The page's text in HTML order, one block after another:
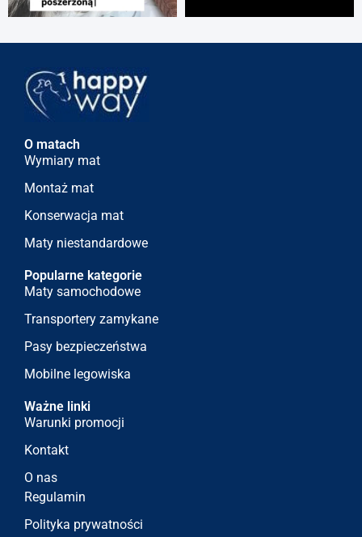
O matach
Wymiary mat
Montaż mat
Konserwacja mat
Maty niestandardowe
Popularne kategorie
Maty samochodowe
Transportery zamykane
Pasy bezpieczeństwa
Mobilne legowiska
Ważne linki
Warunki promocji
Kontakt
O nas
Regulamin
Polityka prywatności